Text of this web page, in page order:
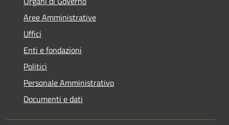
Aree Amministrative
Uffici
Enti e fondazioni
Politici
Personale Amministrativo
Documenti e dati